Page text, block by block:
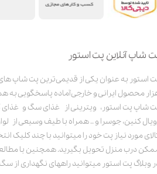
شاپ آنلاین پت استور
محصول ایرانی و خارجی آماده پاسخگویی
شاپ پت استور، ویترینی از غذای سگ و غذای
کنین، جوسرا و .. همراه با طیف وسیعی از
مورد نیاز پت خود را میتوانید با چند کلیک
درب منزل تحویل بگیرید. همچنین با
وبلاگ پت استور میتوانید راههای نگهداری از